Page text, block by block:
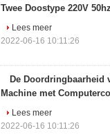
Twee Doostype 220V 50hz
Lees meer
2022-06-16 10:11:26
De Doordringbaarheid
Machine met
Lees meer
2022-06-16 10:11:26